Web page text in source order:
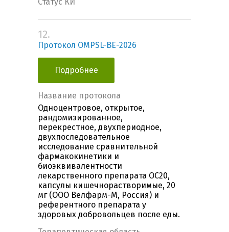
Статус КИ
12.
Протокол OMPSL-BE-2026
Подробнее
Название протокола
Одноцентровое, открытое,
рандомизированное,
перекрестное, двухпериодное,
двухпоследовательное
исследование сравнительной
фармакокинетики и
биоэквивалентности
лекарственного препарата OC20,
капсулы кишечнорастворимые, 20
мг (ООО Велфарм-М, Россия) и
референтного препарата у
здоровых добровольцев после еды.